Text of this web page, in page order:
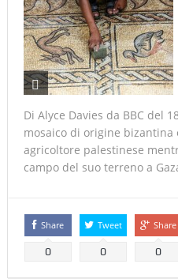
Di Alyce Davies da BBC del
mosaico di origine
agricoltore palestinese
campo del suo terreno a
Share
0
Tweet
0
Share
0